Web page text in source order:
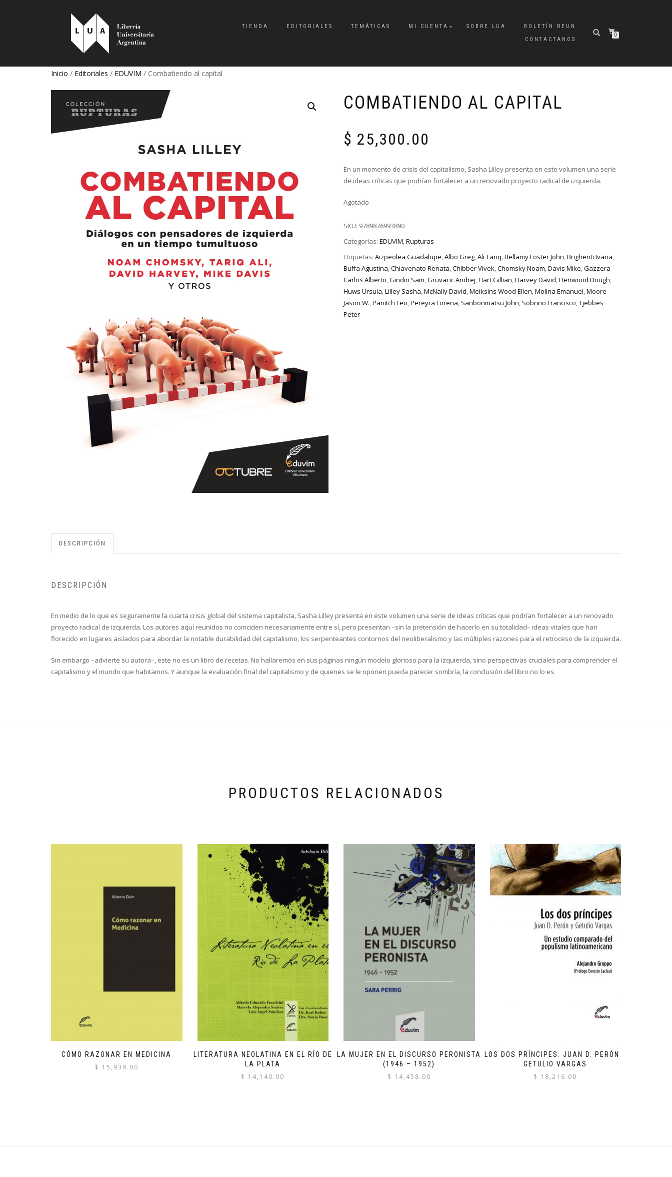
TIENDA EDITORIALES TEMÁTICAS MI CUENTA SOBRE LUA
BOLETÍN REUN
CONTACTANOS
0
Inicio / Editoriales / EDUVIM / Combatiendo al capital
COMBATIENDO AL CAPITAL
$ 25,300.00
En un momento de crisis del capitalismo, Sasha Lilley presenta en este volumen una serie
de ideas críticas que podrían fortalecer a un renovado proyecto radical de izquierda.
Agotado
SKU: 9789876993890
Categorías: EDUVIM,Rupturas
Etiquetas: Aizpeolea Guadalupe,Albo Greg,Ali Tariq,Bellamy Foster John,Brighenti Ivana,
Buffa Agustina,Chiavenato Renata,Chibber Vivek,Chomsky Noam,Davis Mike,Gazzera
Carlos Alberto,Gindin Sam,Gruvacic Andrej,Hart Gillian,Harvey David,Henwood Dough,
Huws Ursula,Lilley Sasha,McNally David,Meiksins Wood Ellen,Molina Emanuel,Moore
Jason W.,Panitch Leo,Pereyra Lorena, Sanbonmatsu John, Sobrino Francisco,Tjebbes
Peter
DESCRIPCIÓN
DESCRIPCIÓN
En medio de lo que es seguramente la cuarta crisis global del sistema capitalista, Sasha Lilley presenta en este volumen una serie de ideas críticas que podrían fortalecer a un renovado
proyecto radical de izquierda. Los autores aquí reunidos no coinciden necesariamente entre sí, pero presentan –sin la pretensión de hacerlo en su totalidad– ideas vitales que han
florecido en lugares aislados para abordar la notable durabilidad del capitalismo, los serpenteantes contornos del neoliberalismo y las múltiples razones para el retroceso de la izquierda.
Sin embargo –advierte su autora–, este no es un libro de recetas. No hallaremos en sus páginas ningún modelo glorioso para la izquierda, sino perspectivas cruciales para comprender el
capitalismo y el mundo que habitamos. Y aunque la evaluación final del capitalismo y de quienes se le oponen pueda parecer sombría, la conclusión del libro no lo es.
PRODUCTOS RELACIONADOS
CÓMO RAZONAR EN MEDICINA
$ 15,939.00
LITERATURA NEOLATINA EN EL RÍO DE
LA PLATA
$ 14,140.00
LA MUJER EN EL DISCURSO PERONISTA
(1946 – 1952)
$ 14,458.00
LOS DOS PRÍNCIPES: JUAN D. PERÓN Y
GETULIO VARGAS
$ 18,216.00